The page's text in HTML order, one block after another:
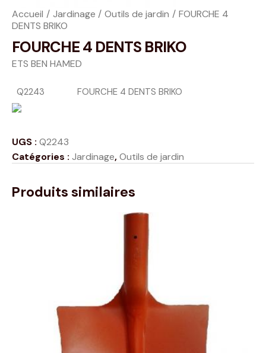
Accueil Jardinage Outils de jardin
FOURCHE 4
DENTS BRIKO
FOURCHE 4 DENTS BRIKO
ETS BEN HAMED
Q2243 FOURCHE 4 DENTS BRIKO
UGS : Q2243
Catégories : Jardinage,Outils de jardin
Produits similaires